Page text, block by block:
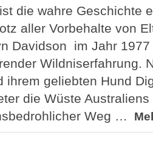
die wahre Geschichte
aller Vorbehalte von
Davidson im Jahr
Wildniserfahrung.
ihrem geliebten Hund
die Wüste
Weg …